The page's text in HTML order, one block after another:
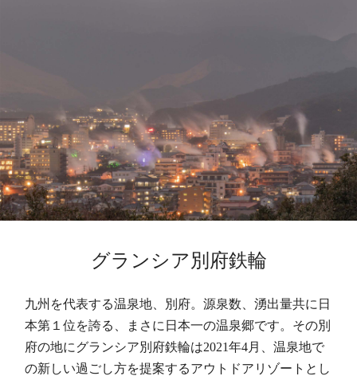
グランシア別府鉄輪
九州を代表する温泉地、別府。源泉数、湧出量共に日
本第１位を誇る、まさに日本一の温泉郷です。その別
府の地にグランシア別府鉄輪は2021年4月、温泉地で
の新しい過ごし方を提案するアウトドアリゾートとし